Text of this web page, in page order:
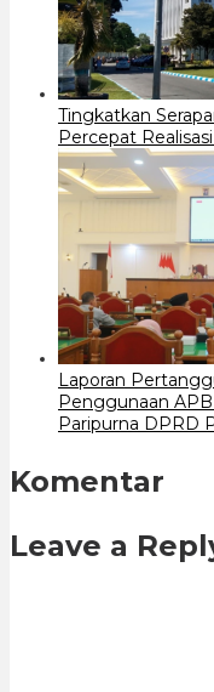
Tingkatkan
Percepat
Laporan
Penggunaan
Paripurna DPRD
Komentar
Leave a